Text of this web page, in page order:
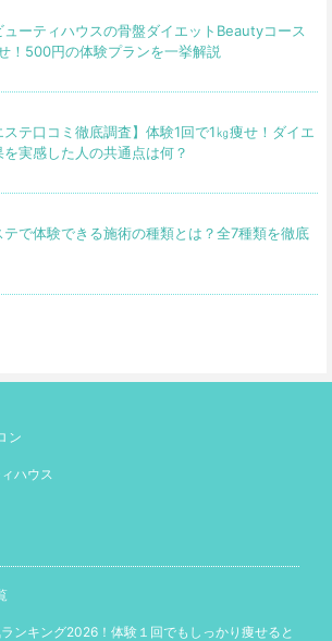
ューティハウスの骨盤ダイエットBeautyコース
！500円の体験プランを一挙解説
ステ口コミ徹底調査】体験1回で1㎏痩せ！ダイエ
を実感した人の共通点は何？
テで体験できる施術の種類とは？全7種類を徹底
ン
ハウス
ンキング2026！体験１回でもしっかり痩せると